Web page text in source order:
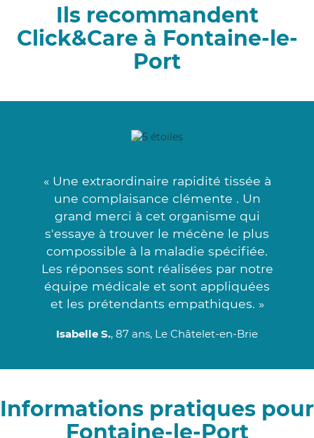
Ils recommandent
Click&Care à Fontaine-le-
Port
« Une extraordinaire rapidité tissée à
une complaisance clémente . Un
grand merci à cet organisme qui
s'essaye à trouver le mécène le plus
compossible à la maladie spécifiée.
Les réponses sont réalisées par notre
équipe médicale et sont appliquées
et les prétendants empathiques. »
Isabelle S., 87 ans, Le Châtelet-en-Brie
Informations pratiques pour
Fontaine-le-Port